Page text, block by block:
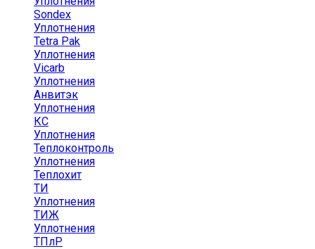
Sondex
Уплотнения
Tetra Pak
Уплотнения
Vicarb
Уплотнения
Анвитэк
Уплотнения
КС
Уплотнения
Теплоконтроль
Уплотнения
Теплохит
ТИ
Уплотнения
ТИЖ
Уплотнения
ТПлР